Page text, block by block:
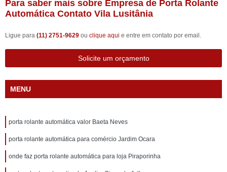
Para saber mais sobre Empresa de Porta Rolante
Automática Contato Vila Lusitânia
Ligue para (11) 2751-9629 ou clique aqui e entre em contato por email.
Solicite um orçamento
MENU
porta rolante automática valor Baeta Neves
porta rolante automática para comércio Jardim Ocara
onde faz porta rolante automática para loja Piraporinha